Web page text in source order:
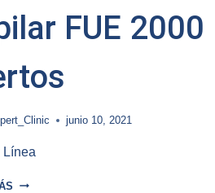
FUE 2000
junio 10, 2021
Línea
TRASPLANTE